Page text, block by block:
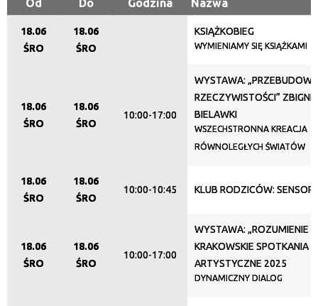
Trwające w zakresie
Promowane
Od Do Godzina Nazwa
18.06
ŚRO
18.06
ŚRO
KSIĄŻKOBIEG
WYMIENIAMY SIĘ KSIĄŻKAMI
18.06
ŚRO
18.06
ŚRO
10:00-17:00
WYSTAWA: „PRZEBUDOWA
RZECZYWISTOŚCI”
BIELAWKI
WSZECHSTRONNA KREACJA
RÓWNOLEGŁYCH ŚWIATÓW
18.06
ŚRO
18.06
ŚRO
10:00-10:45 KLUB RODZICÓW:
18.06
ŚRO
18.06
ŚRO
10:00-17:00
WYSTAWA: „ROZUMIENIE
KRAKOWSKIE SPOTKANIA
ARTYSTYCZNE 2025
DYNAMICZNY DIALOG